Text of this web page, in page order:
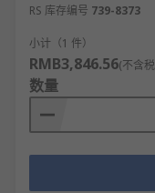
RS 库存编号 739-8373
小计（1 件）
RMB3,846.56(不含
数量